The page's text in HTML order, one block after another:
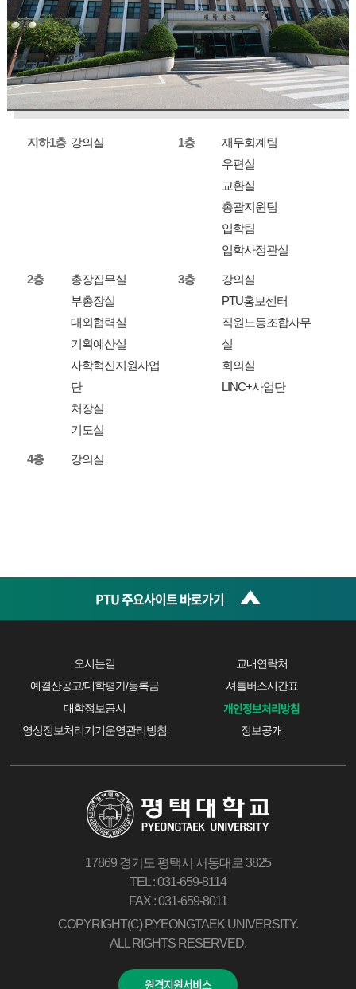
PTU홍보센터
직원노동조합사무실
회의실
LINC+사업단
지하1층 강의실 1층
재무회계팀
우편실
교환실
총괄지원팀
입학팀
입학사정관실
2층
총장집무실
부총장실
대외협력실
기획예산실
사학혁신지원사업
단
처장실
기도실
3층
강의실
PTU홍보센터
직원노동조합사무
실
회의실
LINC+사업단
4층 강의실
PTU 주요사이트 바로가기
오시는길
교내연락처
예결산공고/대학평가/등록금
셔틀버스시간표
대학정보공시
개인정보처리방침
영상정보처리기기운영관리방침 정보공개
17869 경기도 평택시 서동대로 3825
TEL : 031-659-8114
FAX : 031-659-8011
COPYRIGHT(C) PYEONGTAEK UNIVERSITY.
ALL RIGHTS RESERVED.
원격지원서비스